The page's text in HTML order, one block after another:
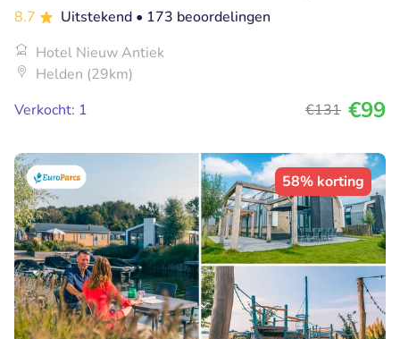
8.7 Uitstekend • 173 beoordelingen
Hotel Nieuw Antiek
Helden (29km)
Verkocht: 1
€131 €99
58% korting